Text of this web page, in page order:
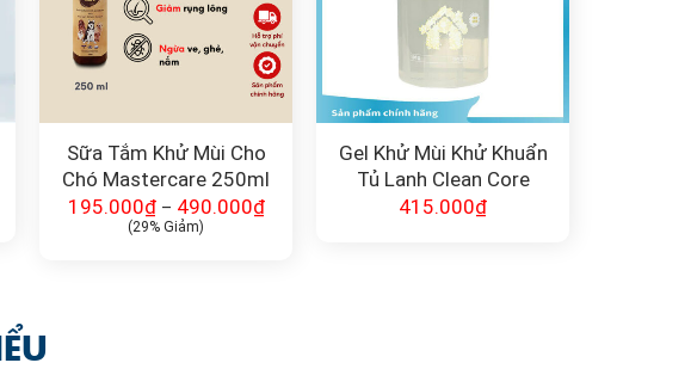
Sữa Tắm Khử Mùi Cho
Chó Mastercare 250ml
195.000₫– 490.000₫
(29% Giảm)
Gel Khử Mùi Khử Khuẩn
Tủ Lạnh Clean Core
415.000₫